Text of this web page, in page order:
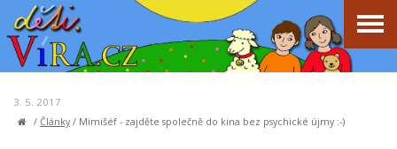
3. 5. 2017
/ Články/ Mimišéf - zajděte společně do kina bez psychické újmy :-)